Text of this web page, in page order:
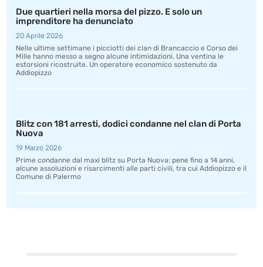
Due quartieri nella morsa del pizzo. E solo un
imprenditore ha denunciato
20 Aprile 2026
Nelle ultime settimane i picciotti dei clan di Brancaccio e Corso dei
Mille hanno messo a segno alcune intimidazioni. Una ventina le
estorsioni ricostruite. Un operatore economico sostenuto da
Addiopizzo
Blitz con 181 arresti, dodici condanne nel clan di Porta
Nuova
19 Marzo 2026
Prime condanne dal maxi blitz su Porta Nuova: pene fino a 14 anni,
alcune assoluzioni e risarcimenti alle parti civili, tra cui Addiopizzo e il
Comune di Palermo